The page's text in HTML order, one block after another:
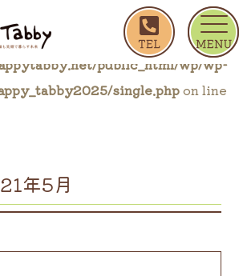
access array offset on false in
public_html/wp/wp-
single.phpon line
年5月